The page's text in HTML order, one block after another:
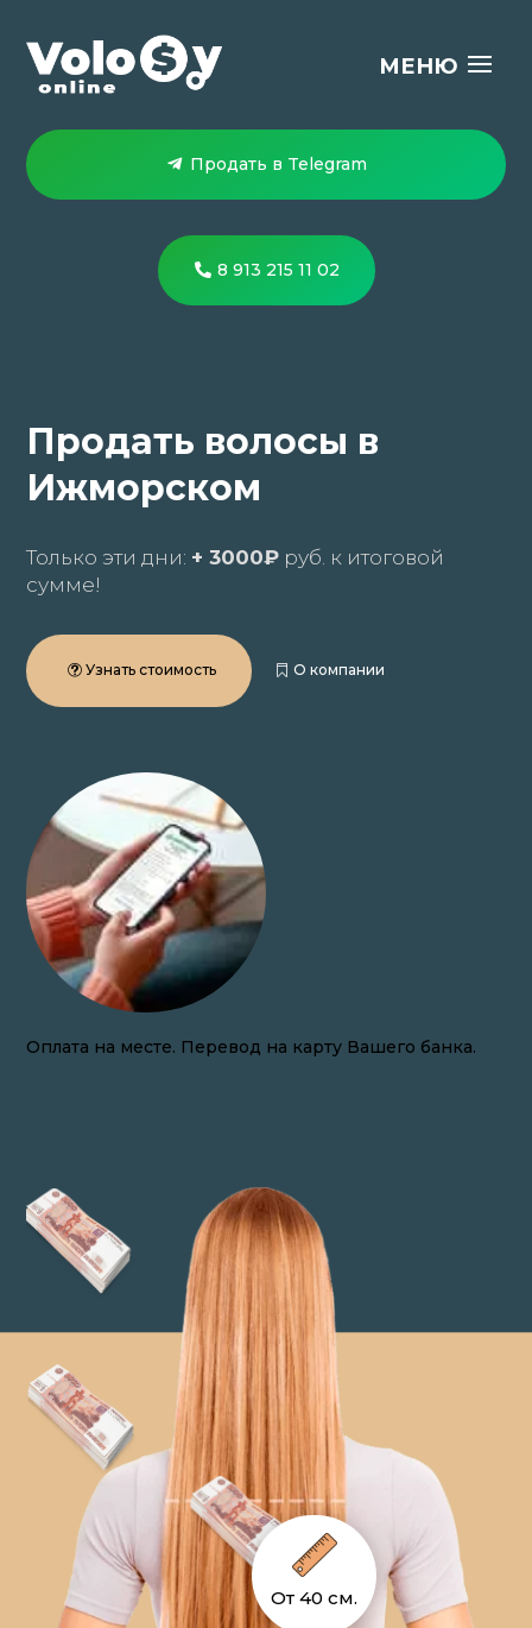
Продать в Telegram
8 913 215 11 02
Продать волосы в
Ижморском
Только эти дни: + 3000₽ руб. к итоговой
сумме!
Узнать стоимость О компании
Закупаем волосы онлайн по всей России.
От 40 см.